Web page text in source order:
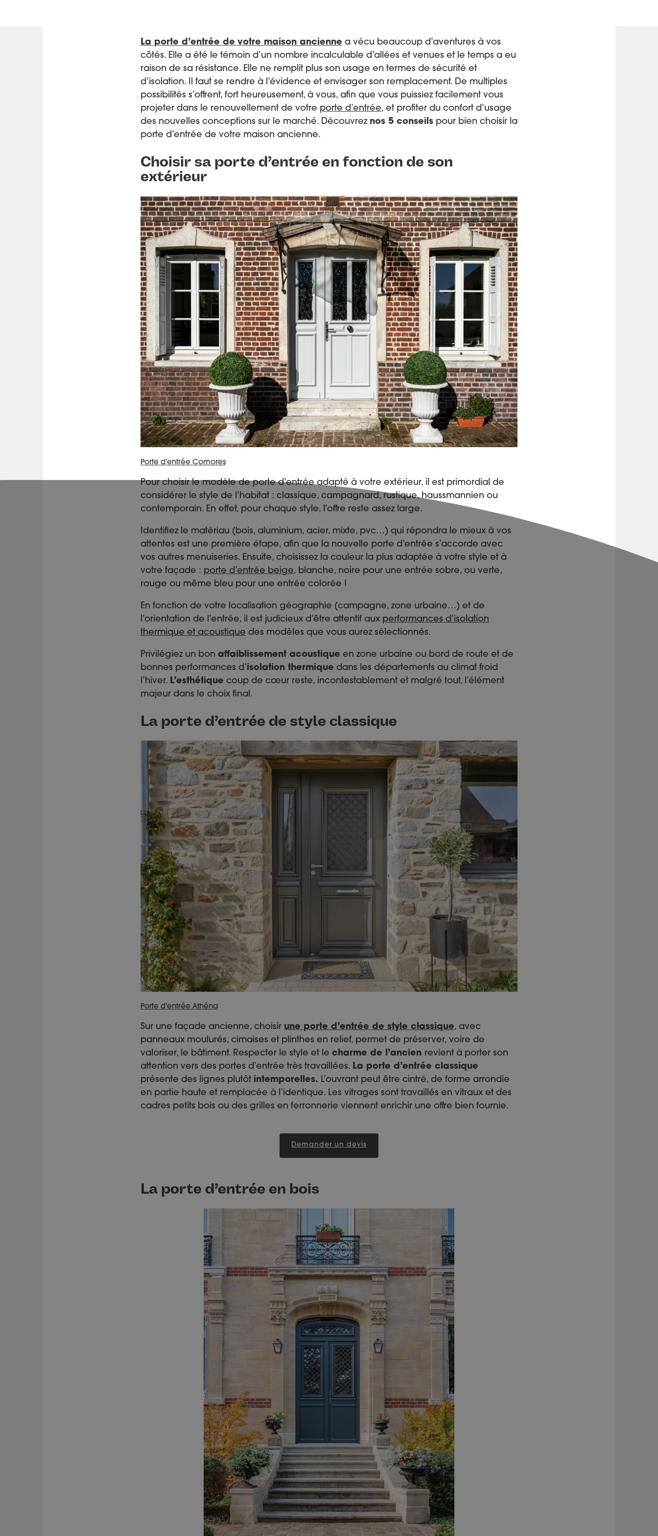
La porte d’entrée de votre maison ancienne a vécu beaucoup d’aventures à vos
côtés. Elle a été le témoin d’un nombre incalculable d’allées et venues et le temps a eu
raison de sa résistance. Elle ne remplit plus son usage en termes de sécurité et
d’isolation. Il faut se rendre à l’évidence et envisager son remplacement. De multiples
possibilités s’offrent, fort heureusement, à vous, afin que vous puissiez facilement vous
projeter dans le renouvellement de votre porte d’entrée, et profiter du confort d’usage
des nouvelles conceptions sur le marché. Découvrez nos 5 conseils pour bien choisir la
porte d’entrée de votre maison ancienne.
Choisir sa porte d’entrée en fonction de son
extérieur
Porte d’entrée Comores
Pour choisir le modèle de porte d’entrée adapté à votre extérieur, il est primordial de
considérer le style de l’habitat : classique, campagnard, rustique, haussmannien ou
contemporain. En effet, pour chaque style, l’offre reste assez large.
Identifiez le matériau (bois, aluminium, acier, mixte, pvc…) qui répondra le mieux à vos
attentes est une première étape, afin que la nouvelle porte d’entrée s’accorde avec
vos autres menuiseries. Ensuite, choisissez la couleur la plus adaptée à votre style et à
votre façade : porte d’entrée beige, blanche, noire pour une entrée sobre, ou verte,
rouge ou même bleu pour une entrée colorée !
En fonction de votre localisation géographie (campagne, zone urbaine…) et de
l’orientation de l’entrée, il est judicieux d’être attentif aux performances d’isolation
thermique et acoustique des modèles que vous aurez sélectionnés.
Privilégiez un bon affaiblissement acoustique en zone urbaine ou bord de route et de
bonnes performances d’isolation thermique dans les départements au climat froid
l’hiver. L’esthétique coup de cœur reste, incontestablement et malgré tout, l’élément
majeur dans le choix final.
La porte d’entrée de style classique
Porte d’entrée Athéna
Sur une façade ancienne, choisir une porte d’entrée de style classique, avec
panneaux moulurés, cimaises et plinthes en relief, permet de préserver, voire de
valoriser, le bâtiment. Respecter le style et le charme de l’ancien revient à porter son
attention vers des portes d’entrée très travaillées. La porte d’entrée classique
présente des lignes plutôt intemporelles. L’ouvrant peut être cintré, de forme arrondie
en partie haute et remplacée à l’identique. Les vitrages sont travaillés en vitraux et des
cadres petits bois ou des grilles en ferronnerie viennent enrichir une offre bien fournie.
Demander un devis
La porte d’entrée en bois